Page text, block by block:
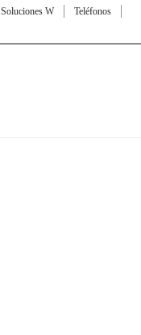
Soluciones W
Teléfonos